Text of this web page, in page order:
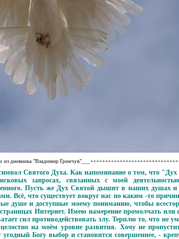
дневника "Владимир
Святого Духа. Как напоминание о том, что
запросах, связанных с моей
Пусть же Дух Святой дышит в наших душах и
Всё, что существует вокруг нас по каким -то
душе и доступные моему пониманию, чтобы
Интернет. Имею намерение промолчать или
сил противодействовать злу. Терплю то, что не
на моём уровне развития. Хочу не
угодный Богу выбор и становится совершеннее, -